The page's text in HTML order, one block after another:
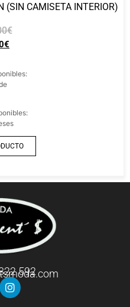
(SIN CAMISETA INTERIOR)
€
€
592